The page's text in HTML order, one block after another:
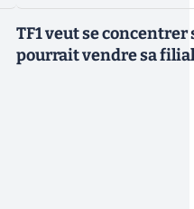
TF1 veut se
pourrait vendre sa